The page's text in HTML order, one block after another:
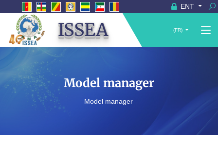
ENT
ISSEA (FR)
Model manager
Model manager